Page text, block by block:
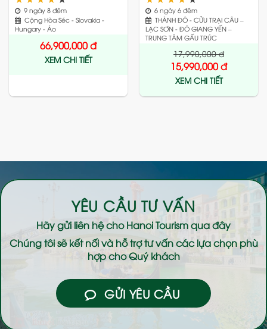
9 ngày 8 đêm
Cộng Hòa Séc - Slovakia -
Hungary - Áo
66,900,000đ
XEM CHI TIẾT
6 ngày 6 đêm
THÀNH ĐÔ - CỬU TRẠI CÂU –
LẠC SƠN - ĐÔ GIANG YẾN –
TRUNG TÂM GẤU TRÚC
17,990,000đ
15,990,000đ
XEM CHI TIẾT
YÊU CẦU TƯ VẤN
Hãy gửi liên hệ choHanoi Tourismqua đây
Chúng tôi sẽ kết nối và hỗ trợ tư vấn các lựa chọn phù
hợp cho Quý khách
GỬI YÊU CẦU